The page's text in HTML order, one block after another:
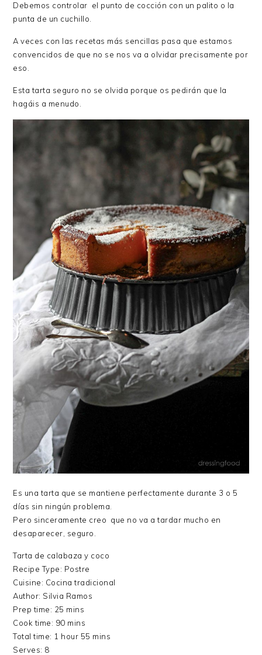
Debemos controlar el punto de cocción con un palito o la
punta de un cuchillo.
A veces con las recetas más sencillas pasa que estamos
convencidos de que no se nos va a olvidar precisamente por
eso.
Esta tarta seguro no se olvida porque os pedirán que la
hagáis a menudo.
Es una tarta que se mantiene perfectamente durante 3 o 5
días sin ningún problema.
Pero sinceramente creo que no va a tardar mucho en
desaparecer, seguro.
Tarta de calabaza y coco
Recipe Type: Postre
Cuisine: Cocina tradicional
Author: Silvia Ramos
Prep time: 25 mins
Cook time: 90 mins
Total time: 1 hour 55 mins
Serves: 8